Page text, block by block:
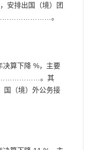
安排出国（境）团
括……………………。
算下降 %，主要
。其
国（境）外公务接